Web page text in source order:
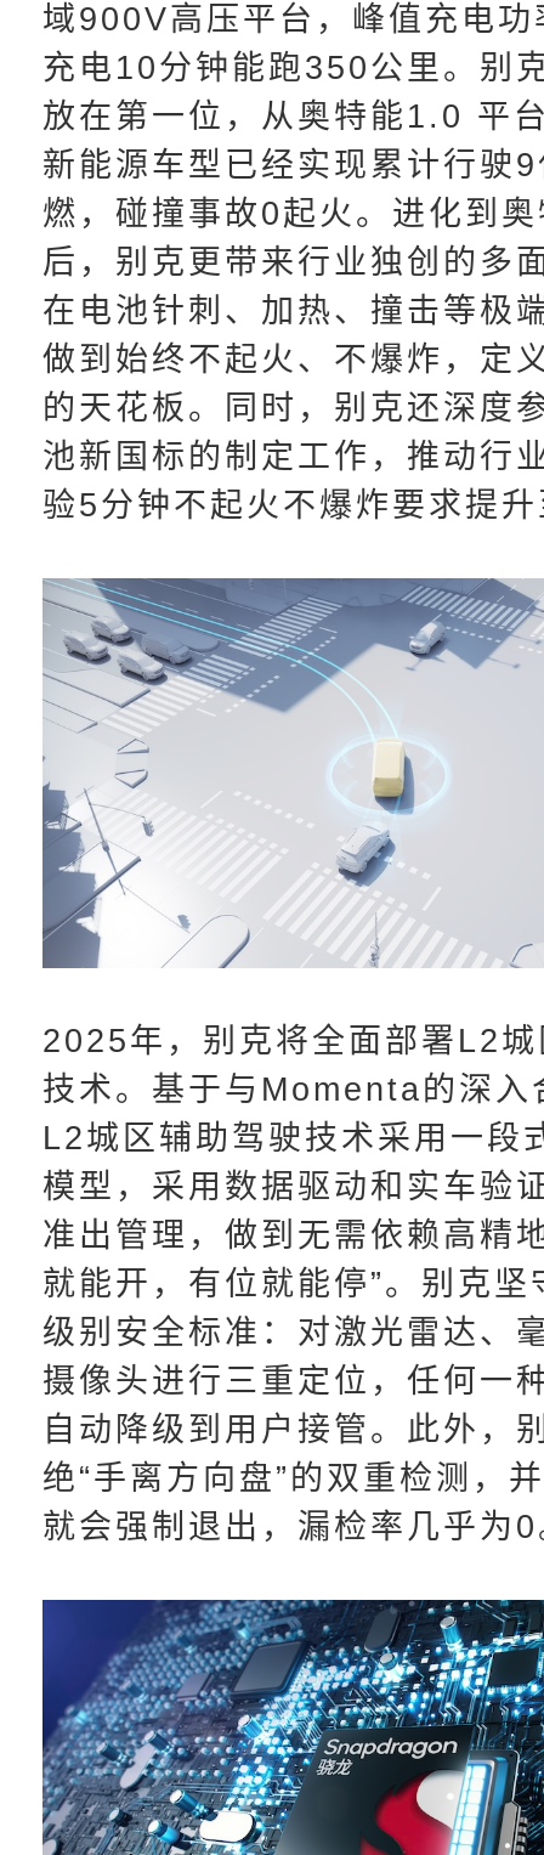
域900V高压平台，峰值充电
充电10分钟能跑350公里。别
放在第一位，从奥特能1.0 平
新能源车型已经实现累计行驶
燃，碰撞事故0起火。进化到
后，别克更带来行业独创的多
在电池针刺、加热、撞击等极
做到始终不起火、不爆炸，定
的天花板。同时，别克还深度
池新国标的制定工作，推动行
验5分钟不起火不爆炸要求提
2025年，别克将全面部署L2
技术。基于与Momenta的深入
L2城区辅助驾驶技术采用一段
模型，采用数据驱动和实车验
准出管理，做到无需依赖高精
就能开，有位就能停”。别克坚
级别安全标准：对激光雷达、
摄像头进行三重定位，任何一
自动降级到用户接管。此外，
绝“手离方向盘”的双重检测，
就会强制退出，漏检率几乎为